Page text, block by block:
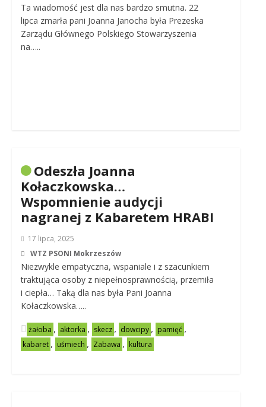
Ta wiadomość jest dla nas bardzo smutna. 22
lipca zmarła pani Joanna Janocha była Prezeska
Zarządu Głównego Polskiego Stowarzyszenia
na…..
Odeszła Joanna
Kołaczkowska…
Wspomnienie audycji
nagranej z Kabaretem HRABI
17 lipca, 2025
WTZ PSONI Mokrzeszów
Niezwykle empatyczna, wspaniale i z szacunkiem
traktująca osoby z niepełnosprawnością, przemiła
i ciepła… Taką dla nas była Pani Joanna
Kołaczkowska…..
żałoba , aktorka , skecz , dowcipy , pamięć ,
kabaret , uśmiech , Zabawa , kultura